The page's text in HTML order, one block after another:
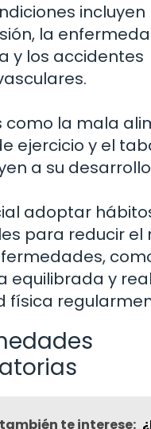
incluyen
la
y los accidentes
como la mala
ejercicio y el
a su
adoptar
para reducir el
equilibrada y
física
te interese: